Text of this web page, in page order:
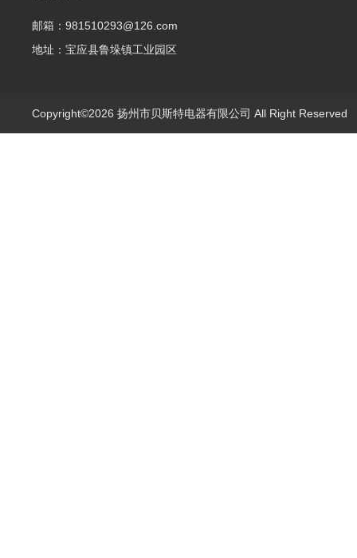
邮箱：981510293@126.com
地址：宝应县鲁垛镇工业园区
Copyright©2026 扬州市贝斯特电器有限公司 All Right